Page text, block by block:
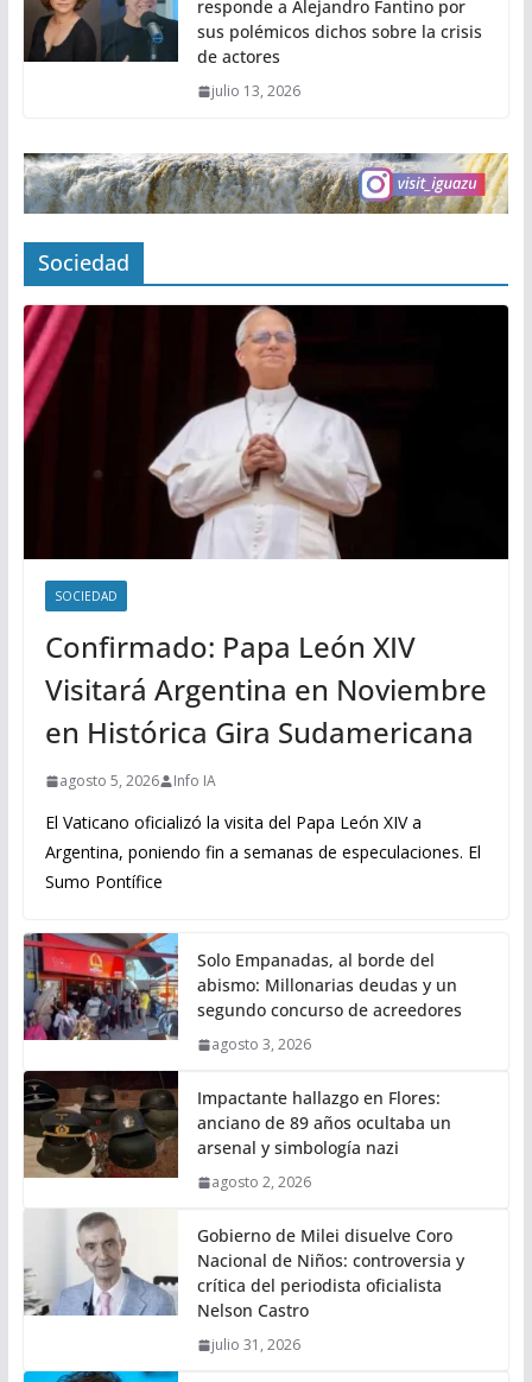
responde a Alejandro Fantino por
sus polémicos dichos sobre la crisis
de actores
julio 13, 2026
Sociedad
SOCIEDAD
Confirmado: Papa León XIV
Visitará Argentina en Noviembre
en Histórica Gira Sudamericana
agosto 5, 2026 Info IA
El Vaticano oficializó la visita del Papa León XIV a
Argentina, poniendo fin a semanas de especulaciones. El
Sumo Pontífice
Solo Empanadas, al borde del
abismo: Millonarias deudas y un
segundo concurso de acreedores
agosto 3, 2026
Impactante hallazgo en Flores:
anciano de 89 años ocultaba un
arsenal y simbología nazi
agosto 2, 2026
Gobierno de Milei disuelve Coro
Nacional de Niños: controversia y
crítica del periodista oficialista
Nelson Castro
julio 31, 2026